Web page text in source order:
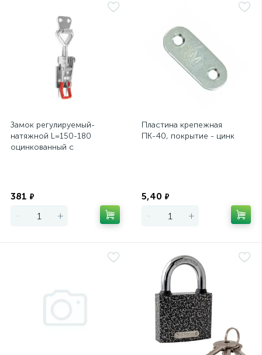
Замок регулируемый-
натяжной L=150-180
оцинкованный с
381 ₽
- +
Пластина крепежная
ПК-40, покрытие - цинк
5,40 ₽
- +